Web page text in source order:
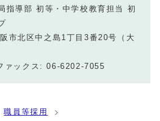
指導部 初等・中学校教育担当 初
北区中之島1丁目3番20号（大
ァックス: 06-6202-7055
職員等採用